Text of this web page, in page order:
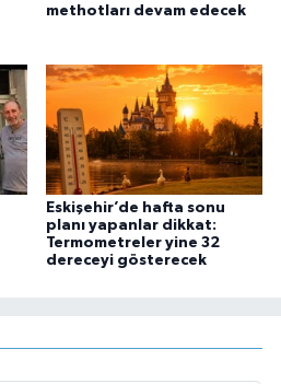
methotları devam edecek
Eskişehir’de hafta sonu
planı yapanlar dikkat:
Termometreler yine 32
dereceyi gösterecek